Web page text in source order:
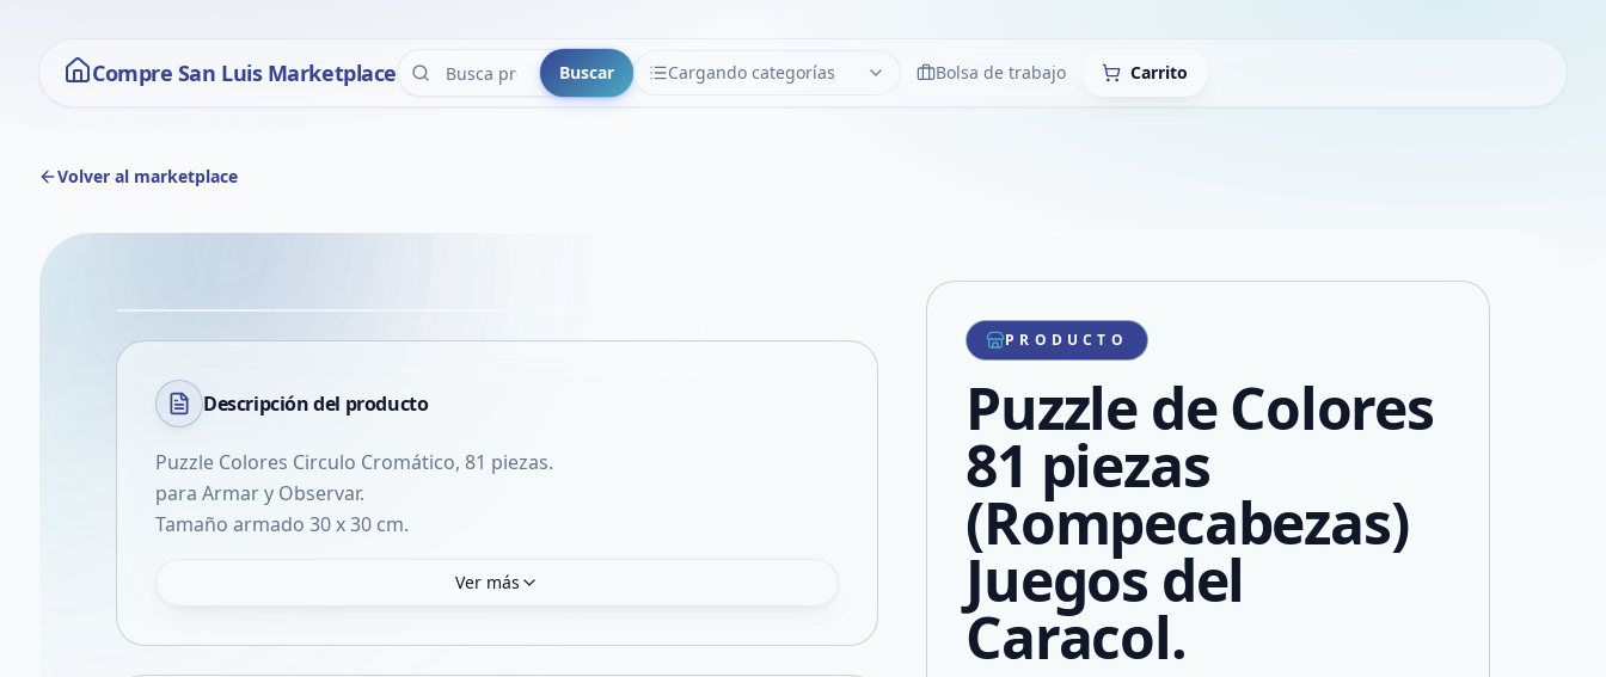
Compre San Luis Marketplace Buscar Cargando categorías
CATEGORÍAS LimpiarBolsa de trabajo Carrito
Volver al marketplace
VER EN PANTALLA COMPLETA
Compartir producto
Compartir por WhatsApp
Compartir por mail
Compartir en Facebook
Compartir en X
Descripción del producto
Puzzle Colores Circulo Cromático, 81 piezas.
para Armar y Observar.
Tamaño armado 30 x 30 cm.
Ver más
PRODUCTO
Puzzle de Colores
81 piezas
(Rompecabezas)
Juegos del
Caracol.